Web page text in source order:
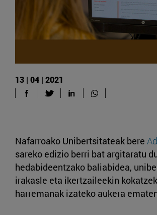
13 | 04 | 2021
Nafarroako Unibertsitateak bere
sareko edizio berri bat argitaratu
hedabideentzako baliabidea,
irakasle eta ikertzaileekin
harremanak izateko aukera